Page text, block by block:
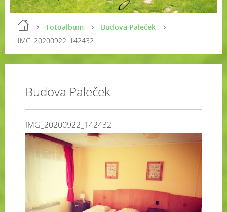
Fotoalbum
Budova Paleček
IMG_20200922_142432
Budova Paleček
IMG_20200922_142432